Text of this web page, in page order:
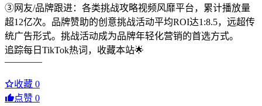
③网友/品牌跟进：各类挑战攻略视频风靡平台，累计播放量
超12亿次。品牌赞助的创意挑战活动平均ROI达1:8.5，远超传
统广告形式。挑战活动成为品牌年轻化营销的首选方式。
追踪每日TikTok热词，收藏本站🌟
————
收藏 0
点赞 0